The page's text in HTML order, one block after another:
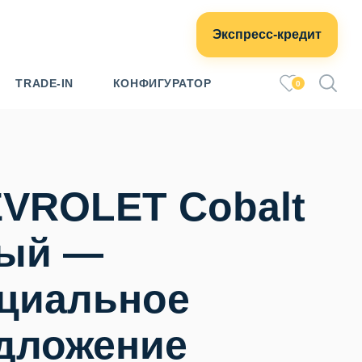
Экспресс-кредит
TRADE-IN КОНФИГУРАТОР 0
Cobalt
—